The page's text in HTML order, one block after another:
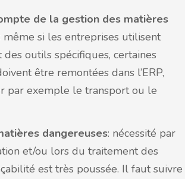
de la gestion des matières
même si les entreprises utilisent
outils spécifiques, certaines
être remontées dans l’ERP,
par exemple le transport ou le
dangereuses: nécessité par
et/ou lors du traitement des
est très poussée. Il faut suivre